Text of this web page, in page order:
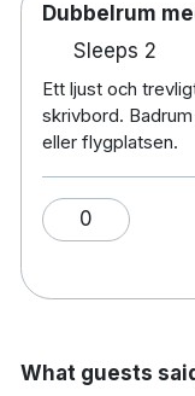
24-timmars
För mer
servicecenter:
Dubbelrum
Sleeps 2
Ett ljust och
skrivbord.
eller flygplatsen.
0
What guests